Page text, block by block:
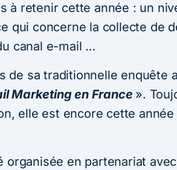
à retenir cette année : un
qui concerne la collecte de
canal e-mail …
de sa traditionnelle enquête
Marketing en France ».
elle est encore cette
organisée en partenariat